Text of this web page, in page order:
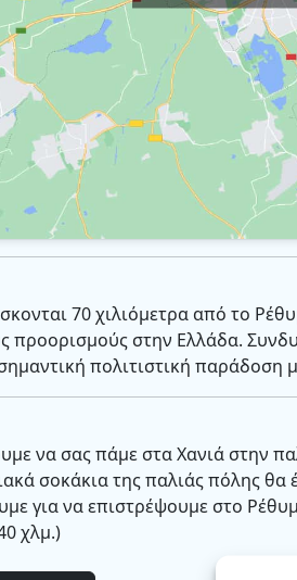
70 χιλιόμετρα από το
προορισμούς στην Ελλάδα.
πολιτιστική παράδοση
να σας πάμε στα Χανιά στην
σοκάκια της παλιάς πόλης
για να επιστρέψουμε στο
χλμ.)